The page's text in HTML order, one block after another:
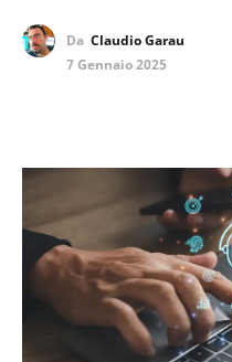
Da Claudio Garau
7 Gennaio 2025